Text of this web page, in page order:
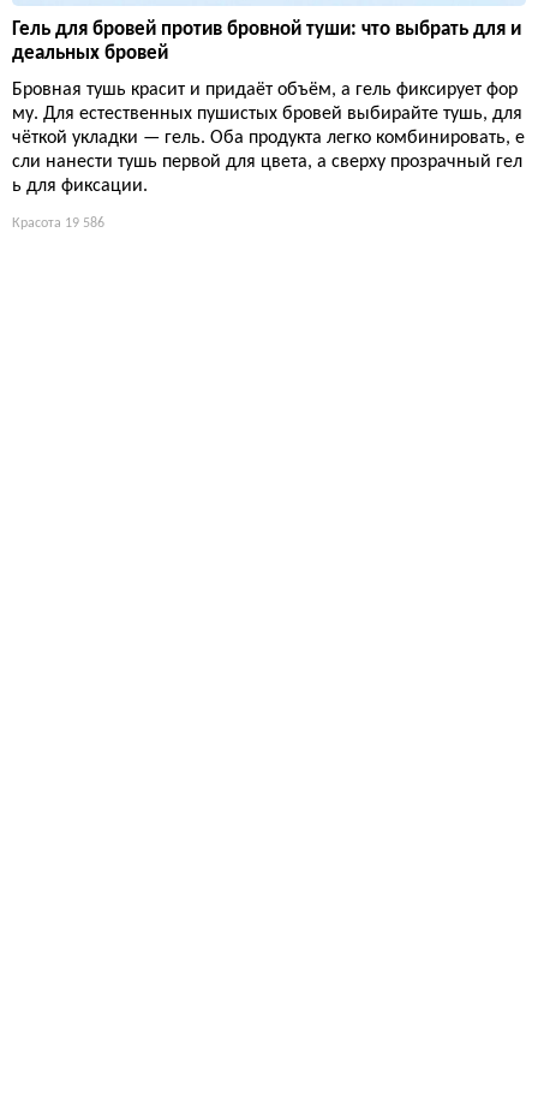
Гель для бровей против бровной туши: что выбрать для и
деальных бровей
Бровная тушь красит и придаёт объём, а гель фиксирует фор
му. Для естественных пушистых бровей выбирайте тушь, для
чёткой укладки — гель. Оба продукта легко комбинировать, е
сли нанести тушь первой для цвета, а сверху прозрачный гел
ь для фиксации.
Красота 19 586